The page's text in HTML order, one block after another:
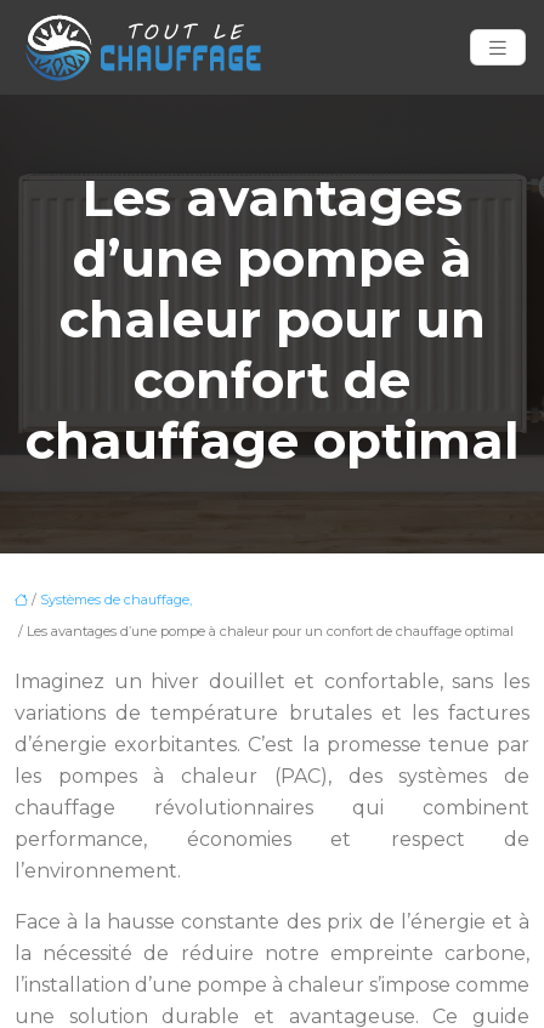
Les avantages
d’une pompe à
chaleur pour un
confort de
chauffage optimal
/ Systèmes de chauffage,
/ Les avantages d’une pompe à chaleur pour un confort de chauffage optimal
Imaginez un hiver douillet et confortable, sans les
variations de température brutales et les factures
d’énergie exorbitantes. C’est la promesse tenue par
les pompes à chaleur (PAC), des systèmes de
chauffage révolutionnaires qui combinent
performance, économies et respect de
l’environnement.
Face à la hausse constante des prix de l’énergie et à
la nécessité de réduire notre empreinte carbone,
l’installation d’une pompe à chaleur s’impose comme
une solution durable et avantageuse. Ce guide